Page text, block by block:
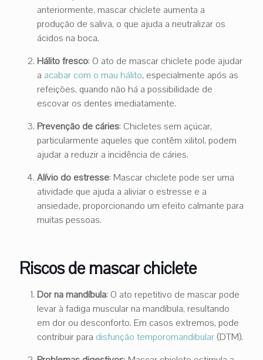
anteriormente, mascar chiclete aumenta a
produção de saliva, o que ajuda a neutralizar os
ácidos na boca.
Hálito fresco: O ato de mascar chiclete pode ajudar
a acabar com o mau hálito, especialmente após as
refeições, quando não há a possibilidade de
escovar os dentes imediatamente.
Prevenção de cáries: Chicletes sem açúcar,
particularmente aqueles que contêm xilitol, podem
ajudar a reduzir a incidência de cáries.
Alívio do estresse: Mascar chiclete pode ser uma
atividade que ajuda a aliviar o estresse e a
ansiedade, proporcionando um efeito calmante para
muitas pessoas.
Riscos de mascar chiclete
Dor na mandíbula: O ato repetitivo de mascar pode
levar à fadiga muscular na mandíbula, resultando
em dor ou desconforto. Em casos extremos, pode
contribuir para disfunção temporomandibular (DTM).